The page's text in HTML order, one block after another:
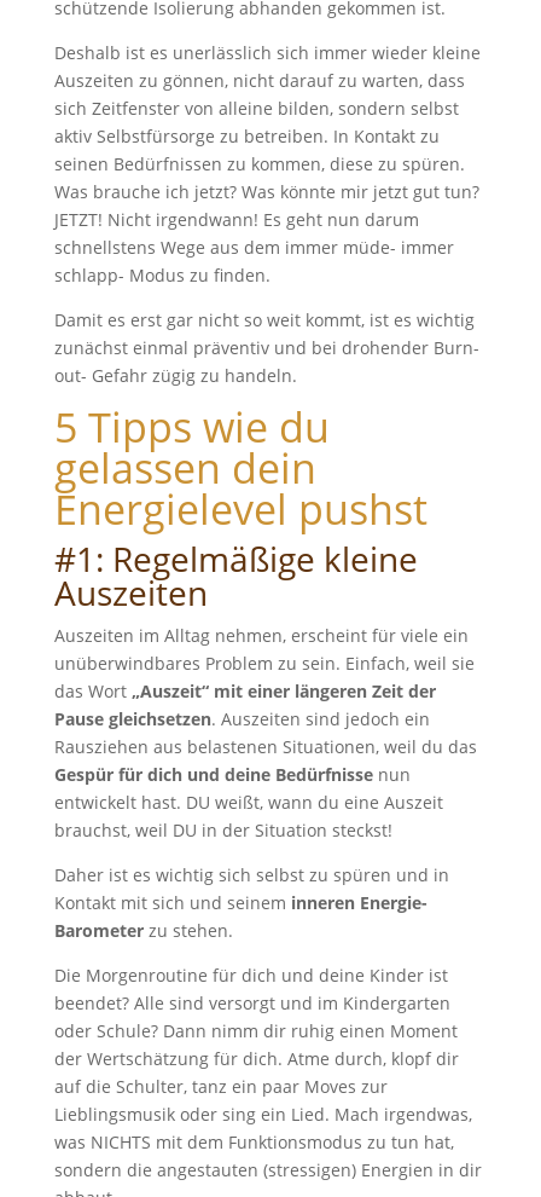
schützende Isolierung abhanden gekommen ist.
Deshalb ist es unerlässlich sich immer wieder kleine
Auszeiten zu gönnen, nicht darauf zu warten, dass
sich Zeitfenster von alleine bilden, sondern selbst
aktiv Selbstfürsorge zu betreiben. In Kontakt zu
seinen Bedürfnissen zu kommen, diese zu spüren.
Was brauche ich jetzt? Was könnte mir jetzt gut tun?
JETZT! Nicht irgendwann! Es geht nun darum
schnellstens Wege aus dem immer müde- immer
schlapp- Modus zu finden.
Damit es erst gar nicht so weit kommt, ist es wichtig
zunächst einmal präventiv und bei drohender Burn-
out- Gefahr zügig zu handeln.
5 Tipps wie du
gelassen dein
Energielevel pushst
#1: Regelmäßige kleine
Auszeiten
Auszeiten im Alltag nehmen, erscheint für viele ein
unüberwindbares Problem zu sein. Einfach, weil sie
das Wort „Auszeit“ mit einer längeren Zeit der
Pause gleichsetzen. Auszeiten sind jedoch ein
Rausziehen aus belastenen Situationen, weil du das
Gespür für dich und deine Bedürfnissenun
entwickelt hast. DU weißt, wann du eine Auszeit
brauchst, weil DU in der Situation steckst!
Daher ist es wichtig sich selbst zu spüren und in
Kontakt mit sich und seinem inneren Energie-
Barometerzu stehen.
Die Morgenroutine für dich und deine Kinder ist
beendet? Alle sind versorgt und im Kindergarten
oder Schule? Dann nimm dir ruhig einen Moment
der Wertschätzung für dich. Atme durch, klopf dir
auf die Schulter, tanz ein paar Moves zur
Lieblingsmusik oder sing ein Lied. Mach irgendwas,
was NICHTS mit dem Funktionsmodus zu tun hat,
sondern die angestauten (stressigen) Energien in dir